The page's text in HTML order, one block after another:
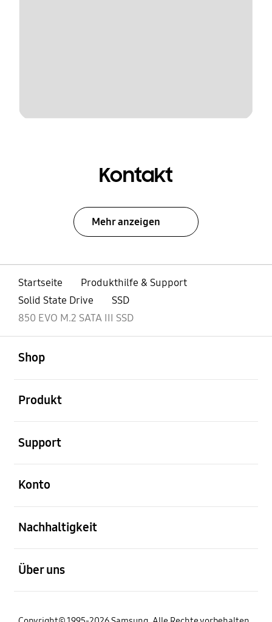
Kontakt
Mehr anzeigen
Startseite
Produkthilfe & Support
Solid State Drive
SSD
850 EVO M.2 SATA III SSD
Shop
Produkt
Support
Konto
Nachhaltigkeit
Über uns